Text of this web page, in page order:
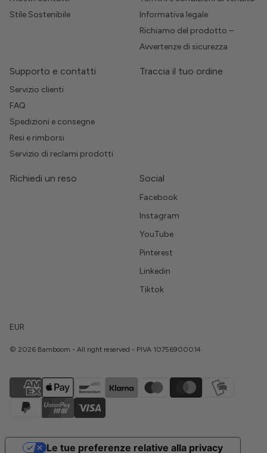
Stile Sostenibile
Informativa legale
Richiamo del prodotto –
Avvertenze di sicurezza
Supporto e contatti
Servizio clienti
FAQ
Spedizioni e consegne
Resi e rimborsi
Servizio di reclami prodotti
Traccia il tuo ordine
Richiedi un reso Social
Facebook
Instagram
YouTube
Pinterest
Linkedin
Tiktok
EUR
© 2026 Bamboom - All right reserved - PIVA 10756900014
Le tue preferenze relative alla privacy